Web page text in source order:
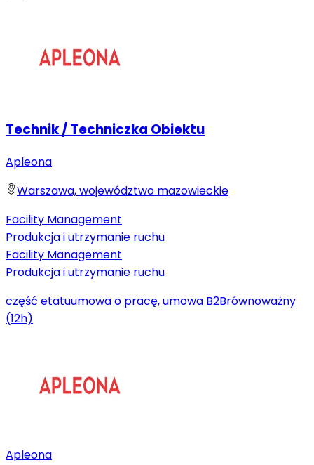
Technik / Techniczka Obiektu
Apleona
Warszawa, województwo mazowieckie
Facility Management
Produkcja i utrzymanie ruchu
Facility Management
Produkcja i utrzymanie ruchu
część etatuumowa o pracę, umowa B2Brównoważny
(12h)
Apleona